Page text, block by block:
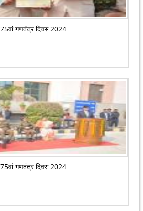
75वां गणतंत्र दिवस 2024
75वां गणतंत्र दिवस 2024